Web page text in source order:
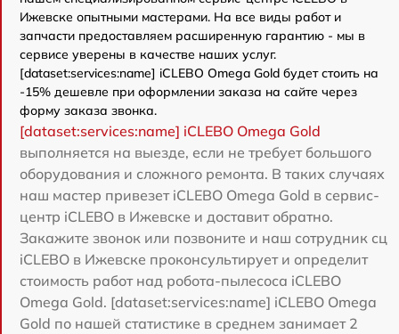
Ижевске опытными мастерами. На все виды работ и
запчасти предоставляем расширенную гарантию - мы в
сервисе уверены в качестве наших услуг.
[dataset:services:name] iCLEBO Omega Gold будет стоить на
-15% дешевле при оформлении заказа на сайте через
форму заказа звонка.
[dataset:services:name] iCLEBO Omega Gold
выполняется на выезде, если не требует большого
оборудования и сложного ремонта. В таких случаях
наш мастер привезет iCLEBO Omega Gold в сервис-
центр iCLEBO в Ижевске и доставит обратно.
Закажите звонок или позвоните и наш сотрудник сц
iCLEBO в Ижевске проконсультирует и определит
стоимость работ над робота-пылесоса iCLEBO
Omega Gold. [dataset:services:name] iCLEBO Omega
Gold по нашей статистике в среднем занимает 2